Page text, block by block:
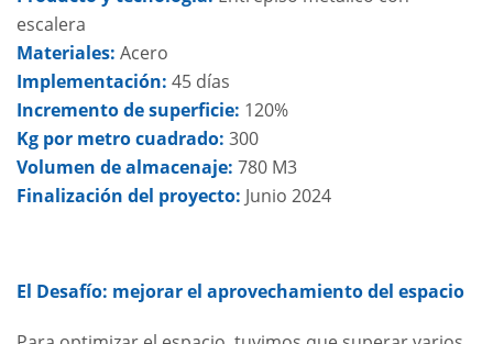
escalera
Materiales: Acero
Implementación: 45 días
Incremento de superficie: 120%
Kg por metro cuadrado: 300
Volumen de almacenaje: 780 M3
Finalización del proyecto: Junio 2024
El Desafío: mejorar el aprovechamiento del espacio